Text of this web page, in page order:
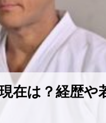
在は？経歴や